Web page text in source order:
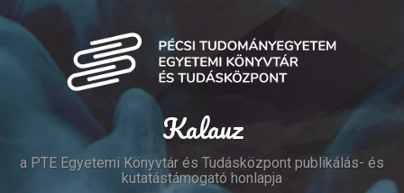
Tovább
tartalomhoz
Keresés
Kalauz
a PTE Egyetemi Könyvtár és Tudásközpont publikálás- és
kutatástámogató honlapja